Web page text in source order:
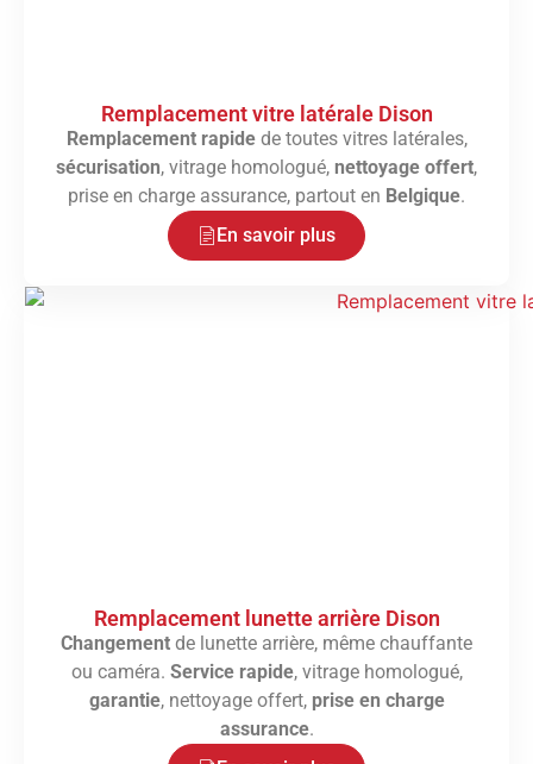
Remplacement vitre latérale Dison
Remplacement rapidede toutes vitres latérales,
sécurisation, vitrage homologué, nettoyage offert,
prise en charge assurance, partout en Belgique.
En savoir plus
Remplacement lunette arrière Dison
Changement de lunette arrière, même chauffante
ou caméra. Service rapide, vitrage homologué,
garantie, nettoyage offert, prise en charge
assurance.